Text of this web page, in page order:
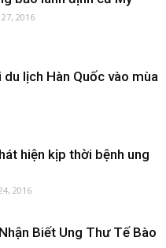
2016
lịch Hàn Quốc vào mùa
hiện kịp thời bệnh ung
2016
Biết Ung Thư Tế Bào